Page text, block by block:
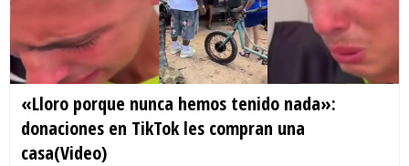
«Lloro porque nunca hemos tenido nada»:
donaciones en TikTok les compran una
casa(Video)